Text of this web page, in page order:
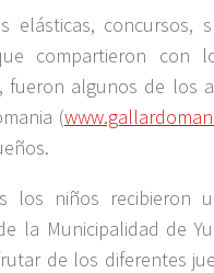
elásticas, concursos,
compartieron con
fueron algunos de los
(
los niños recibieron
la Municipalidad de
de los diferentes